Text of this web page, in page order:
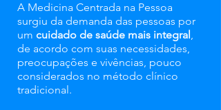
A Medicina Centrada na Pessoa
surgiu da demanda das pessoas por
um cuidado de saúde mais integral,
de acordo com suas necessidades,
preocupações e vivências, pouco
considerados no método clínico
tradicional.